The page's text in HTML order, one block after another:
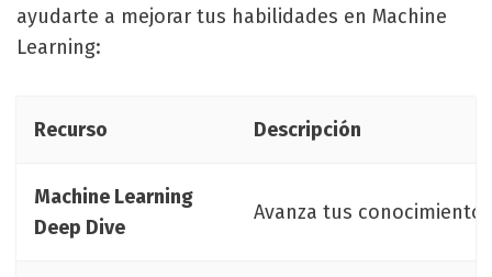
ayudarte a mejorar tus habilidades en Machine
Learning:
Recurso Descripción
Machine Learning
Deep Dive
Avanza tus